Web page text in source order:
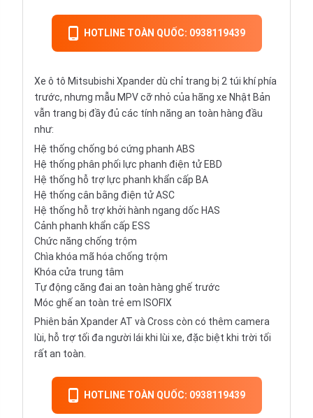
HOTLINE TOÀN QUỐC: 0938119439
Xe ô tô Mitsubishi Xpander dù chỉ trang bị 2 túi khí phía
trước, nhưng mẫu MPV cỡ nhỏ của hãng xe Nhật Bản
vẫn trang bị đầy đủ các tính năng an toàn hàng đầu
như:
Hệ thống chống bó cứng phanh ABS
Hệ thống phân phối lực phanh điện tử EBD
Hệ thống hỗ trợ lực phanh khẩn cấp BA
Hệ thống cân bằng điện tử ASC
Hệ thống hỗ trợ khởi hành ngang dốc HAS
Cảnh phanh khẩn cấp ESS
Chức năng chống trộm
Chìa khóa mã hóa chống trộm
Khóa cửa trung tâm
Tự động căng đai an toàn hàng ghế trước
Móc ghế an toàn trẻ em ISOFIX
Phiên bản Xpander AT và Cross còn có thêm camera
lùi, hỗ trợ tối đa người lái khi lùi xe, đặc biệt khi trời tối
rất an toàn.
HOTLINE TOÀN QUỐC: 0938119439